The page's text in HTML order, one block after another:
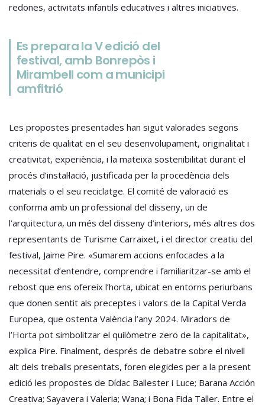
redones, activitats infantils educatives i altres iniciatives.
Es prepara la V edició del
festival, amb Bonrepòs i
Mirambell com a municipi
amfitrió
Les propostes presentades han sigut valorades segons
criteris de qualitat en el seu desenvolupament, originalitat i
creativitat, experiència, i la mateixa sostenibilitat durant el
procés d’instal·lació, justificada per la procedència dels
materials o el seu reciclatge. El comité de valoració es
conforma amb un professional del disseny, un de
l’arquitectura, un més del disseny d’interiors, més altres dos
representants de Turisme Carraixet, i el director creatiu del
festival, Jaime Pire. «Sumarem accions enfocades a la
necessitat d’entendre, comprendre i familiaritzar-se amb el
rebost que ens ofereix l’horta, ubicat en entorns periurbans
que donen sentit als preceptes i valors de la Capital Verda
Europea, que ostenta València l’any 2024. Miradors de
l’Horta pot simbolitzar el quilòmetre zero de la capitalitat»,
explica Pire. Finalment, després de debatre sobre el nivell
alt dels treballs presentats, foren elegides per a la present
edició les propostes de Dídac Ballester i Luce; Barana Acción
Creativa; Sayavera i Valeria; Wana; i Bona Fida Taller. Entre el